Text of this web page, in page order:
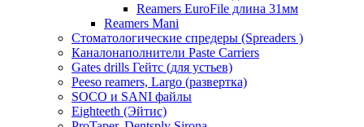
Reamers EuroFile длина 31мм
Reamers Mani
Стоматологические спредеры (Spreaders )
Каналонаполнители Paste Carriers
Gates drills Гейтс (для устьев)
Peeso reamers, Largo (развертка)
SOCO и SANI файлы
Eighteeth (Эйтис)